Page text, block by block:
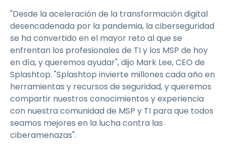
"Desde la aceleración de la transformación digital
desencadenada por la pandemia, la ciberseguridad
se ha convertido en el mayor reto al que se
enfrentan los profesionales de TI y los MSP de hoy
en día, y queremos ayudar", dijo Mark Lee, CEO de
Splashtop. "Splashtop invierte millones cada año en
herramientas y recursos de seguridad, y queremos
compartir nuestros conocimientos y experiencia
con nuestra comunidad de MSP y TI para que todos
seamos mejores en la lucha contra las
ciberamenazas".